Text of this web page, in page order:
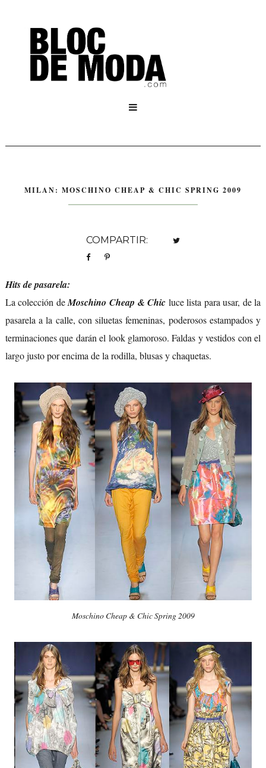

MILAN: MOSCHINO CHEAP & CHIC SPRING 2009
COMPARTIR:
Hits de pasarela:
La colección deMoschino Cheap & Chic luce lista para usar, de la
pasarela a la calle, con siluetas femeninas, poderosos estampados y
terminaciones que darán el look glamoroso. Faldas y vestidos con el
largo justo por encima de la rodilla, blusas y chaquetas.
Moschino Cheap & Chic Spring 2009